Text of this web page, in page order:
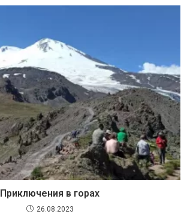
Приключения в горах
26.08.2023